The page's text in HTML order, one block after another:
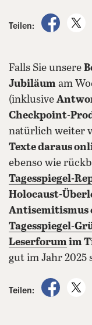
Teilen:
auf
Falls Sie unsere
Jubiläum am
(inklusive
Checkpoint-
natürlich weiter
Texte daraus
ebenso wie
Tagesspiegel-
Holocaust-
Antisemitismus
Tagesspiegel-
Leserforumim
gut im Jahr 2025
Teilen:
auf